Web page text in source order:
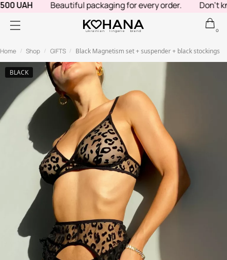
UAH Beautiful packaging for every order. Don't
ukrainian lingerie brand 0
Home / Shop / GIFTS / Black Magnetism set + suspender + black stockings
BLACK